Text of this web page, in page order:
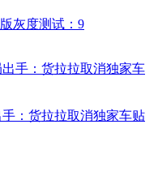
灰度测试：9
：货拉拉取消独家车贴